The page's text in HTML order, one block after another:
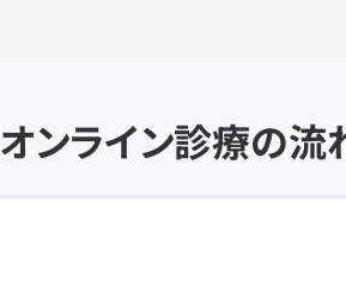
オンライン診療の流